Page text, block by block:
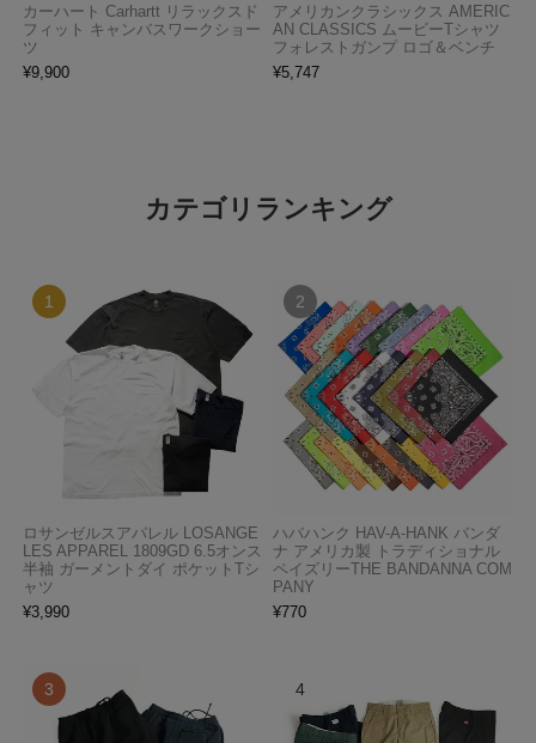
カーハート Carhartt リラックスド
フィット キャンバスワークショー
ツ
¥9,900
アメリカンクラシックス AMERIC
AN CLASSICS ムービーTシャツ
フォレストガンプ ロゴ＆ベンチ
¥5,747
カテゴリランキング
ロサンゼルスアパレル LOSANGE
LES APPAREL 1809GD 6.5オンス
半袖 ガーメントダイ ポケットTシ
ャツ
¥3,990
ハバハンク HAV-A-HANK バンダ
ナ アメリカ製 トラディショナル
ペイズリーTHE BANDANNA COM
PANY
¥770